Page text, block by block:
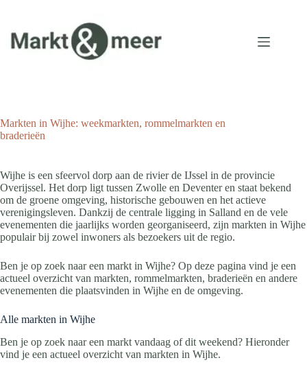
inhoud
Markten in Wijhe: weekmarkten, rommelmarkten en
braderieën
Wijhe is een sfeervol dorp aan de rivier de IJssel in de provincie
Overijssel. Het dorp ligt tussen Zwolle en Deventer en staat bekend
om de groene omgeving, historische gebouwen en het actieve
verenigingsleven. Dankzij de centrale ligging in Salland en de vele
evenementen die jaarlijks worden georganiseerd, zijn markten in Wijhe
populair bij zowel inwoners als bezoekers uit de regio.
Ben je op zoek naar een markt in Wijhe? Op deze pagina vind je een
actueel overzicht van markten, rommelmarkten, braderieën en andere
evenementen die plaatsvinden in Wijhe en de omgeving.
Alle markten in Wijhe
Ben je op zoek naar een markt vandaag of dit weekend? Hieronder
vind je een actueel overzicht van markten in Wijhe.